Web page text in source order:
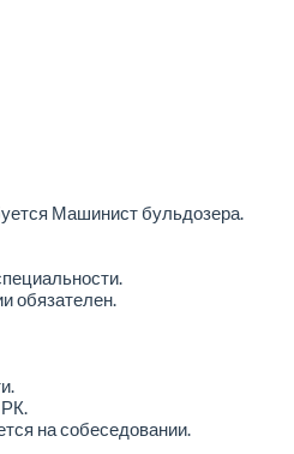
Машинист бульдозера.
обязателен.
на собеседовании.